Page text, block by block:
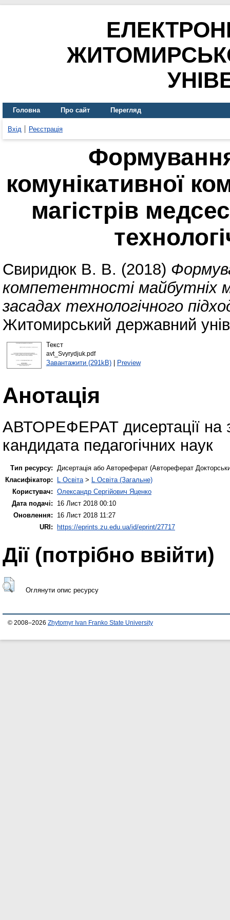
Головна Про сайт Перегляд
Вхід Реєстрація
комунікативної
магістрів
Свиридюк В. В. (2018)
компетентності майбутніх
засадах технологічного
Житомирський державний
Текст
avt_Svyrydjuk.pdf
Завантажити (291kB)| Preview
Анотація
АВТОРЕФЕРАТ дисертації на
кандидата педагогічних наук
Тип ресурсу:
Дисертація або Автореферат (Автореферат
Класифікатор:
L Освіта > L Освіта (Загальне)
Користувач: Олександр Сергійович Яценко
Дата подачі:
16 Лист 2018 00:10
Оновлення:
16 Лист 2018 11:27
URI: https://eprints.zu.edu.ua/id/eprint/27717
Дії ​​(потрібно ввійти)
Оглянути опис ресурсу
© 2008–2026 Zhytomyr Ivan Franko State University